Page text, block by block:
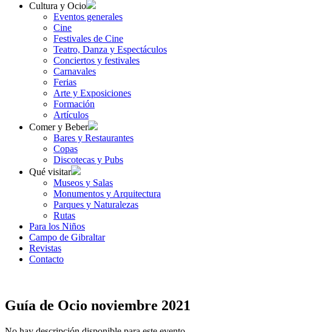
Cultura y Ocio
Eventos generales
Cine
Festivales de Cine
Teatro, Danza y Espectáculos
Conciertos y festivales
Carnavales
Ferias
Arte y Exposiciones
Formación
Artículos
Comer y Beber
Bares y Restaurantes
Copas
Discotecas y Pubs
Qué visitar
Museos y Salas
Monumentos y Arquitectura
Parques y Naturalezas
Rutas
Para los Niños
Campo de Gibraltar
Revistas
Contacto
Guía de Ocio noviembre 2021